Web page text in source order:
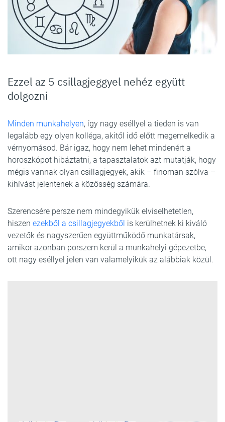
Ezzel az 5 csillagjeggyel nehéz együtt
dolgozni
Minden munkahelyen, így nagy eséllyel a tieden is van
legalább egy olyen kolléga, akitől idő előtt megemelkedik a
vérnyomásod. Bár igaz, hogy nem lehet mindenért a
horoszkópot hibáztatni, a tapasztalatok azt mutatják, hogy
mégis vannak olyan csillagjegyek, akik – finoman szólva –
kihívást jelentenek a közösség számára.
Szerencsére persze nem mindegyikük elviselhetetlen,
hiszen ezekből a csillagjegyekből is kerülhetnek ki kiváló
vezetők és nagyszerűen együttműködő munkatársak,
amikor azonban porszem kerül a munkahelyi gépezetbe,
ott nagy eséllyel jelen van valamelyikük az alábbiak közül.